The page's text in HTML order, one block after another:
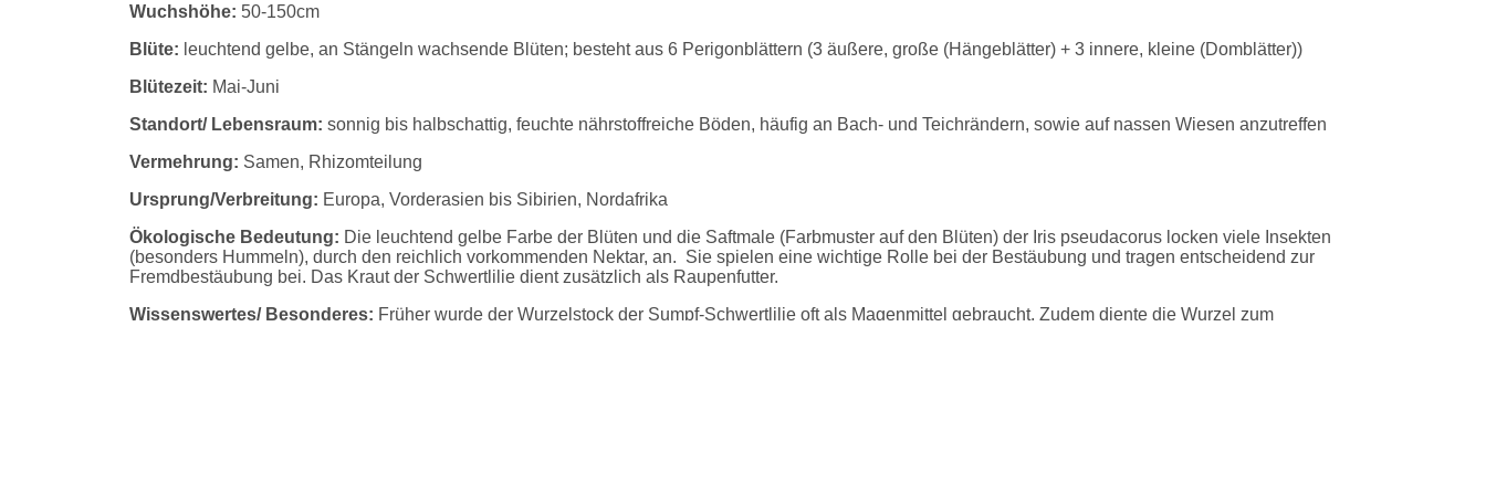
Wuchshöhe: 50-150cm
Blüte: leuchtend gelbe, an Stängeln wachsende Blüten; besteht aus 6 Perigonblättern (3 äußere, große (Hängeblätter) + 3 innere, kleine (Domblätter))
Blütezeit: Mai-Juni
Standort/ Lebensraum: sonnig bis halbschattig, feuchte nährstoffreiche Böden, häufig an Bach- und Teichrändern, sowie auf nassen Wiesen anzutreffen
Vermehrung: Samen, Rhizomteilung
Ursprung/Verbreitung: Europa, Vorderasien bis Sibirien, Nordafrika
Ökologische Bedeutung: Die leuchtend gelbe Farbe der Blüten und die Saftmale (Farbmuster auf den Blüten) der Iris pseudacorus locken viele Insekten
(besonders Hummeln), durch den reichlich vorkommenden Nektar, an. Sie spielen eine wichtige Rolle bei der Bestäubung und tragen entscheidend zur
Fremdbestäubung bei. Das Kraut der Schwertlilie dient zusätzlich als Raupenfutter.
Wissenswertes/ Besonderes: Früher wurde der Wurzelstock der Sumpf-Schwertlilie oft als Magenmittel gebraucht. Zudem diente die Wurzel zum